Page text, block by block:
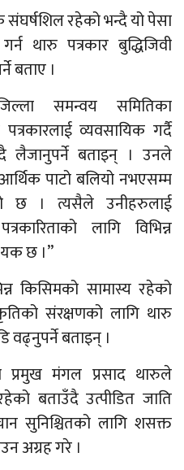
संघर्षशिल रहेको भन्दै यो पेसा
थारु पत्रकार बुद्धिजिवी
बताए ।
समन्वय समितिका
व्यवसायिक गर्दै
लैजानुपर्ने बताइन् । उनले
पाटो बलियो नभएसम्म
छ । त्यसैले उनीहरुलाई
लागि विभिन्न
छ ।”
किसिमको सामास्य रहेको
संरक्षणको लागि थारु
बताइन् ।
प्रमुख मंगल प्रसाद थारुले
बताउँदै उत्पीडित जाति
सुनिश्चितको लागि शसक्त
अग्रह गरे ।